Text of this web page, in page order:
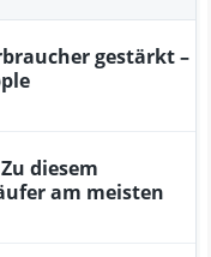
gestärkt –
diesem
am meisten